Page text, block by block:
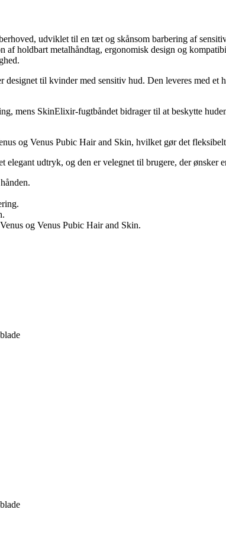
udviklet til en tæt og skånsom barbering af
holdbart metalhåndtag, ergonomisk design og
til kvinder med sensitiv hud. Den leveres med
mens SkinElixir-fugtbåndet bidrager til at beskytte
og Venus Pubic Hair and Skin, hvilket gør det
udtryk, og den er velegnet til brugere, der ønsker
og Venus Pubic Hair and Skin.